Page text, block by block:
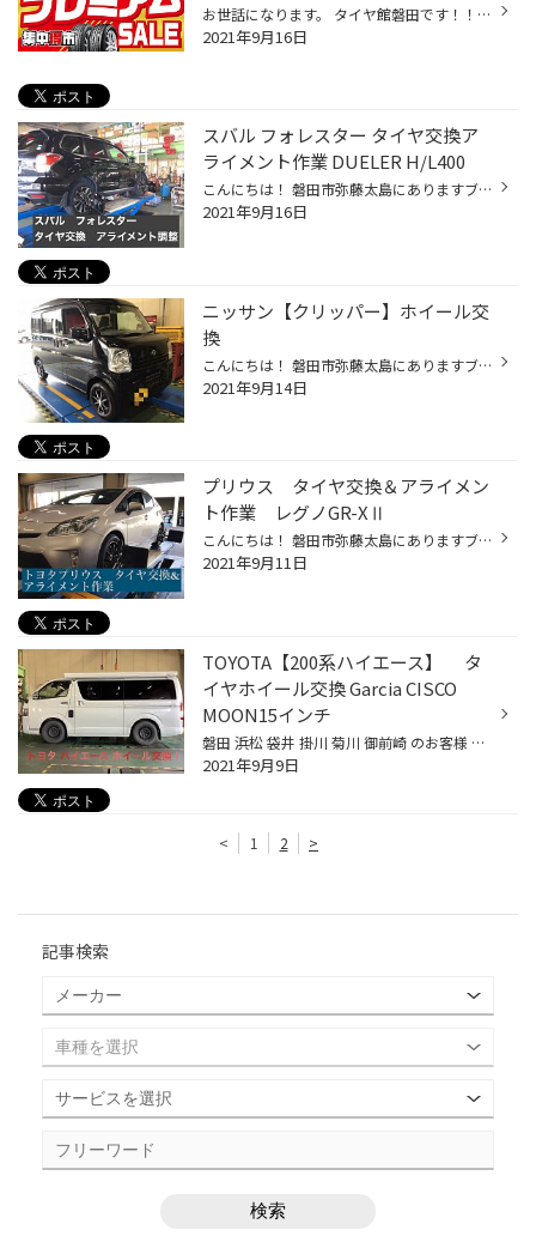
お世話になります。 タイヤ館磐田です！！ 9/17（金）より【集中得市プレミアムセール】を開催致します！！ 開催期間 ： 9/17（金）～10/3（日） お買い得な商品が盛りだくさん！！ タイヤ交換をご検討されている方、お車のメンテナンスをご検討 されている方、是非ご来店お待ちしております！！ こ...
2021年9月16日
スバル フォレスター タイヤ交換ア
ライメント作業 DUELER H/L400
こんにちは！ 磐田市弥藤太島にありますブリヂストンタイヤの専門店 「タイヤ館 磐田」です。 先日、【スバル フォレスター】の タイヤ交換＋アライメント調整作業を実施しました。 お選び戴いたタイヤは、 デューラー H/L400新車装着用タイヤです。 タイヤサイズは、225/55R18 98H 今回お選びいた...
2021年9月16日
ニッサン【クリッパー】ホイール交
換
こんにちは！ 磐田市弥藤太島にありますブリヂストンタイヤの専門店「タイヤ館 磐田」です。 今回は、ニッサン 【クリッパー】のホイール交換作業のご紹介です♪ こちらのお車は納車されたてのバリバリの新車!! 12インチのスチールホイールが標準装備だった為、 「アルミホイールに交換したい」との...
2021年9月14日
プリウス タイヤ交換＆アライメン
ト作業 レグノGR-XⅡ
こんにちは！ 磐田市弥藤太島にありますブリヂストンタイヤの専門店「タイヤ館 磐田」です。 今回は【プリウス】のタイヤ交換＆アライメント調整作業です！ 今回取り付けさせていただく商品は ブリヂストン「レグノGR-XⅡ」 本日までプレイズPXを装着されていました。 さらなる乗り心地の向上が期待...
2021年9月11日
TOYOTA【200系ハイエース】 タ
イヤホイール交換 Garcia CISCO
MOON15インチ
磐田 浜松 袋井 掛川 菊川 御前崎 のお客様 いつもご来店ありがとうございます。 磐田市弥藤太島にあります ブリヂストンタイヤの専門店 「タイヤ館 磐田」です。 今回は200系ハイエース タイヤホイール交換作業のご紹介です♪ ホイールはGarcia CISCO MOONを装着します。 元々はノーマルタイプでお...
2021年9月9日
< 1 2 >
記事検索